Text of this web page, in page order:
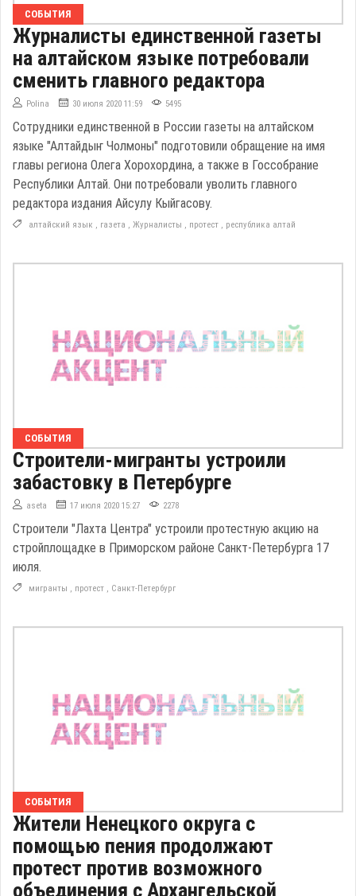
СОБЫТИЯ
Журналисты единственной газеты
на алтайском языке потребовали
сменить главного редактора
Polina 30 июля 2020 11:59 5495
Сотрудники единственной в России газеты на алтайском
языке "Алтайдыҥ Чолмоны" подготовили обращение на имя
главы региона Олега Хорохордина, а также в Госсобрание
Республики Алтай. Они потребовали уволить главного
редактора издания Айсулу Кыйгасову.
алтайский язык , газета , Журналисты , протест , республика алтай
СОБЫТИЯ
Строители-мигранты устроили
забастовку в Петербурге
aseta 17 июля 2020 15:27 2278
Строители "Лахта Центра" устроили протестную акцию на
стройплощадке в Приморском районе Санкт-Петербурга 17
июля.
мигранты , протест , Санкт-Петербург
СОБЫТИЯ
Жители Ненецкого округа с
помощью пения продолжают
протест против возможного
объединения с Архангельской